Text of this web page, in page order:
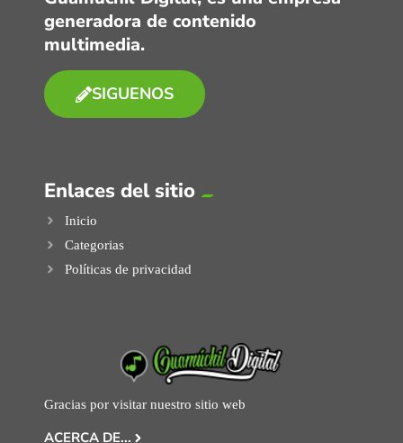
generadora de contenido
multimedia.
SIGUENOS
Enlaces del sitio
Inicio
Categorias
Políticas de privacidad
Gracias por visitar nuestro sitio web
ACERCA DE...